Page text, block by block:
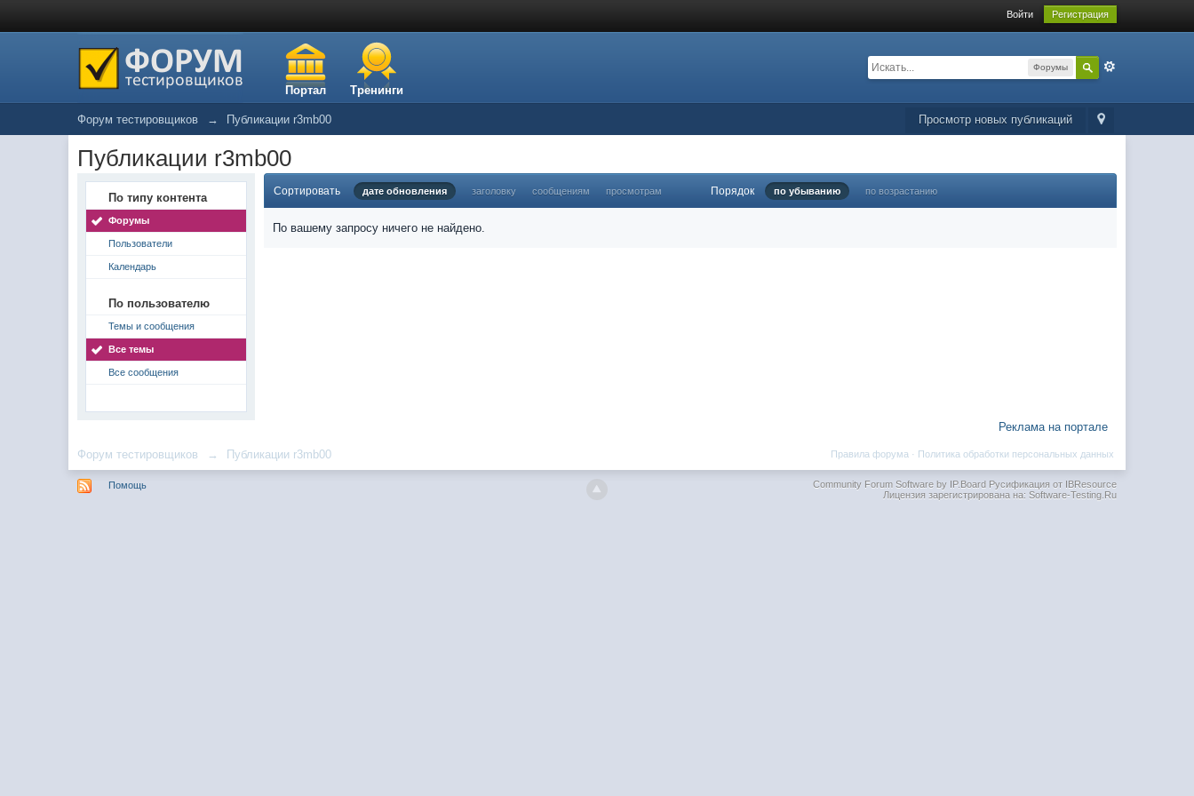
Войти Регистрация
Портал Тренинги
Форумы
Просмотр новых публикаций
Форум тестировщиков → Публикации r3mb00
Публикации r3mb00
По типу контента
Форумы
Пользователи
Календарь
По пользователю
Темы и сообщения
Все темы
Все сообщения
Сортировать дате обновления заголовку сообщениям просмотрам Порядок по убыванию по возрастанию
По вашему запросу ничего не найдено.
Реклама на портале
Форум тестировщиков → Публикации r3mb00 Политика обработки персональных данных
Правила форума ·
Помощь Community Forum Software by IP.BoardРусификация от IBResource
Лицензия зарегистрирована на: Software-Testing.Ru